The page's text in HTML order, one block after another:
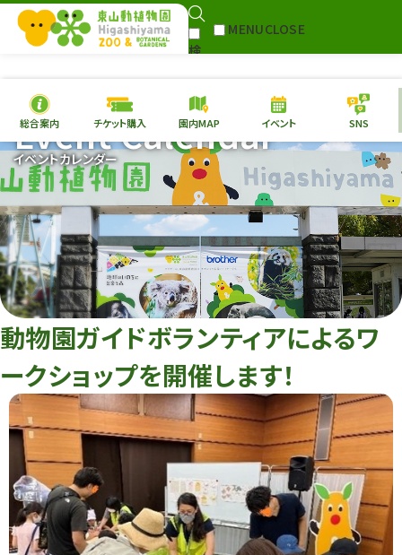
検
MENUCLOSE
本日の開園情報 チケ
園内MAP イベント
総合案内
動物園 植物園
再生プラン
東山動植物園
への支援
環境教育
サイトマップ
Follow
総合案内 チケット購入 園内MAP イベント SNS
イベントカレンダー
Event Calendar
動物園ガイドボランティアによるワ
ークショップを開催します！